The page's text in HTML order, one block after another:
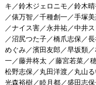
キ／鈴木ジェロニモ／鈴木
／俵万智／千種創一／手塚
／ナイス害／永井祐／中井
／沼尻つた子／橋爪志保／
めぐみ／濱田友郎／早坂類
一／藤井柊太 ／藤宮若菜／
松野志保／丸田洋渡／丸山
光森裕樹／睦月都／盛田志